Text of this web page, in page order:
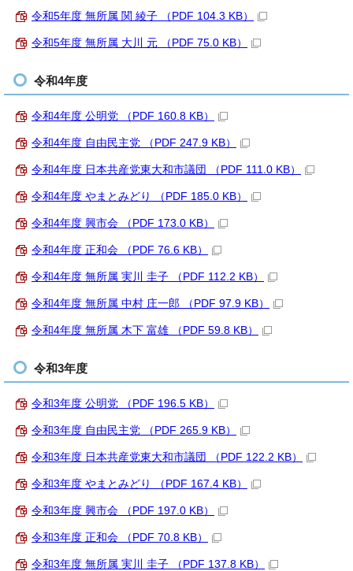
令和5年度 無所属 関 綾子 （PDF 104.3 KB）
令和5年度 無所属 大川 元 （PDF 75.0 KB）
令和4年度
令和4年度 公明党 （PDF 160.8 KB）
令和4年度 自由民主党 （PDF 247.9 KB）
令和4年度 日本共産党東大和市議団 （PDF 111.0 KB）
令和4年度 やまとみどり （PDF 185.0 KB）
令和4年度 興市会 （PDF 173.0 KB）
令和4年度 正和会 （PDF 76.6 KB）
令和4年度 無所属 実川 圭子 （PDF 112.2 KB）
令和4年度 無所属 中村 庄一郎 （PDF 97.9 KB）
令和4年度 無所属 木下 富雄 （PDF 59.8 KB）
令和3年度
令和3年度 公明党 （PDF 196.5 KB）
令和3年度 自由民主党 （PDF 265.9 KB）
令和3年度 日本共産党東大和市議団 （PDF 122.2 KB）
令和3年度 やまとみどり （PDF 167.4 KB）
令和3年度 興市会 （PDF 197.0 KB）
令和3年度 正和会 （PDF 70.8 KB）
令和3年度 無所属 実川 圭子 （PDF 137.8 KB）